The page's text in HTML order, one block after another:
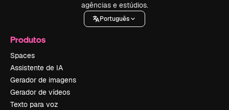
agências e estúdios.
Português
Produtos
Spaces
Assistente de IA
Gerador de imagens
Gerador de vídeos
Texto para voz